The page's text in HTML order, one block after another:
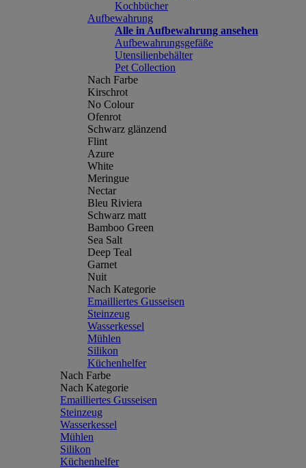
Kochbücher
Aufbewahrung
Alle in Aufbewahrung ansehen
Aufbewahrungsgefäße
Utensilienbehälter
Pet Collection
Nach Farbe
Kirschrot
No Colour
Ofenrot
Schwarz glänzend
Flint
Azure
White
Meringue
Nectar
Bleu Riviera
Schwarz matt
Bamboo Green
Sea Salt
Deep Teal
Garnet
Nuit
Nach Kategorie
Emailliertes Gusseisen
Steinzeug
Wasserkessel
Mühlen
Silikon
Küchenhelfer
Nach Farbe
Nach Kategorie
Emailliertes Gusseisen
Steinzeug
Wasserkessel
Mühlen
Silikon
Küchenhelfer